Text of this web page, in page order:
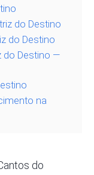
do Destino
do Destino
do Destino —
na
do